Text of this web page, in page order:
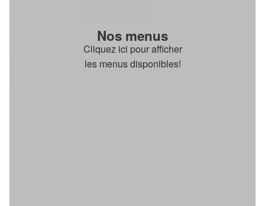
Nos menus
Cliquez ici pour afficher
les menus disponibles!